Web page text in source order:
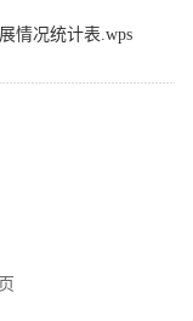
情况统计表.wps